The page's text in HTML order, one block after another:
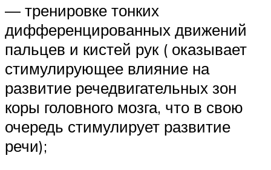
— тренировке тонких
дифференцированных движений
пальцев и кистей рук ( оказывает
стимулирующее влияние на
развитие речедвигательных зон
коры головного мозга, что в свою
очередь стимулирует развитие
речи);